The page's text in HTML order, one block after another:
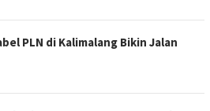
PLN di Kalimalang Bikin Jalan